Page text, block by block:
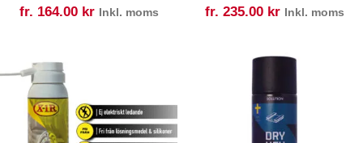
fr. 164.00 kr Inkl. moms fr. 235.00 kr Inkl. moms